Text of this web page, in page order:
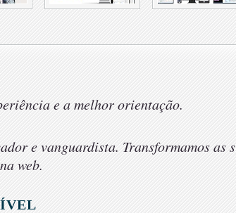
e a melhor orientação.
e vanguardista. Transformamos as
web.